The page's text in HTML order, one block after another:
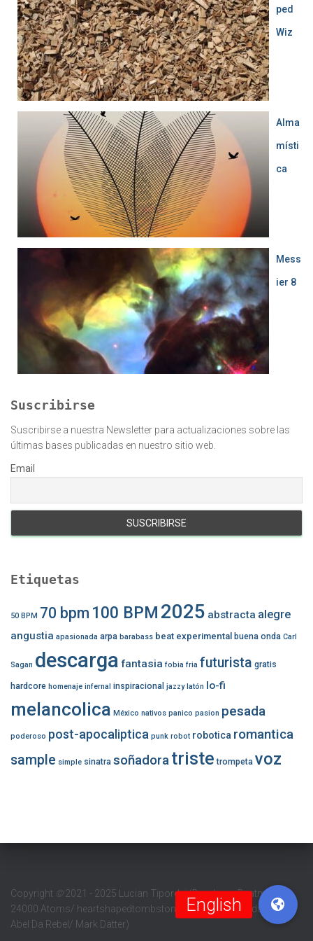
ped
Wiz
Alma
místi
ca
Mess
ier 8
Suscribirse
Suscribirse a nuestra Newsletter para actualizaciones sobre las
últimas bases publicadas en nuestro sitio web.
Email
Etiquetas
50 BPM 70 bpm 100 BPM 2025 abstracta alegre
angustia apasionada arpa barabass beat experimental buena onda Carl
Sagan descarga fantasia fobia fria futurista gratis
hardcore homenaje infernal inspiracional jazzy latón lo-fi
melancolica México nativos panico pasion pesada
poderoso post-apocaliptica punk robot robotica romantica
sample simple sinatra soñadoratriste trompeta voz
Copyright ©2021 - 2025 Lucian Tipordei (Barabass Beatmaker/
24000 Atoms/ heartshapedtombstone/ Digital Sun Productions/
Abel Da Rebel/ Mark Datter)